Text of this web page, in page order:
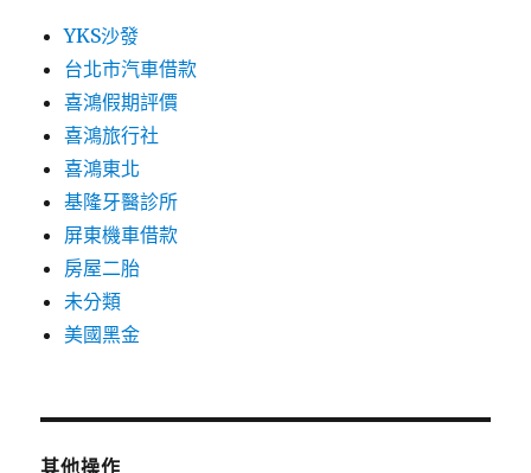
YKS沙發
台北市汽車借款
喜鴻假期評價
喜鴻旅行社
喜鴻東北
基隆牙醫診所
屏東機車借款
房屋二胎
未分類
美國黑金
其他操作